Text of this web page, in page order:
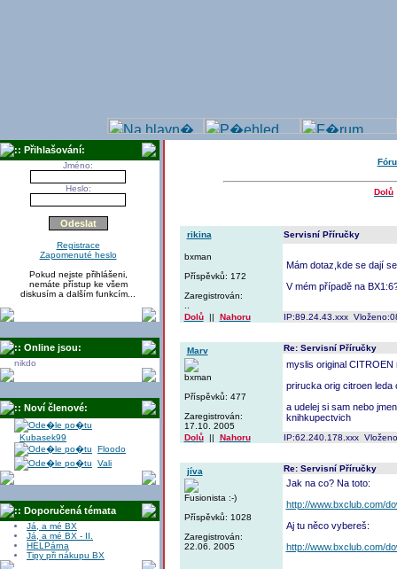
:: Přihlašování:
Jméno:
Heslo:
Registrace
Zapomenuté heslo
Pokud nejste přihlášeni,
nemáte přístup ke všem
diskusím a dalším funkcím...
:: Online jsou:
nikdo
:: Noví členové:
Kubasek99
Floodo
Vali
:: Doporučená témata
Já, a mé BX
Já, a mé BX - II.
HELPárna
Tipy při nákupu BX
Dolů
rikina
bxman
Příspěvků: 172
Zaregistrován:
Servisní Příručky
Mám dotaz,kde se dají
V mém případě na
Dolů|| Nahoru IP:89.24.43.xxx
Marv
bxman
Příspěvků: 477
Zaregistrován:
17.10. 2005
Re: Servisní Příručky
myslis original CITROEN
prirucka orig citroen leda
a udelej si sam nebo
knihkupectvich
Dolů|| Nahoru IP:62.240.178.xxx
jíva
Fusionista :-)
Příspěvků: 1028
Zaregistrován:
22.06. 2005
Re: Servisní Příručky
Jak na co? Na toto:
http://www.bxclub.com/
Aj tu něco vybereš:
http://www.bxclub.com/